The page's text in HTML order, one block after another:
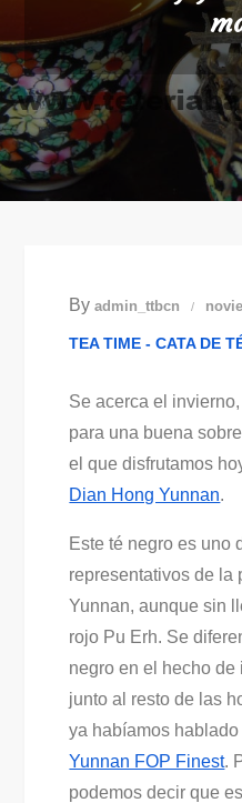
Byadmin_ttbcn
TEA TIME - CATA DE
Se acerca el
para una buena
el que disfrutamos
Dian Hong Yunnan.
Este té negro es uno
representativos de la
Yunnan, aunque sin
rojo Pu Erh. Se
negro en el hecho
junto al resto de las
ya habíamos
Yunnan FOP Finest.
podemos decir que